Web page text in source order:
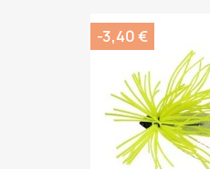
-3,40 €